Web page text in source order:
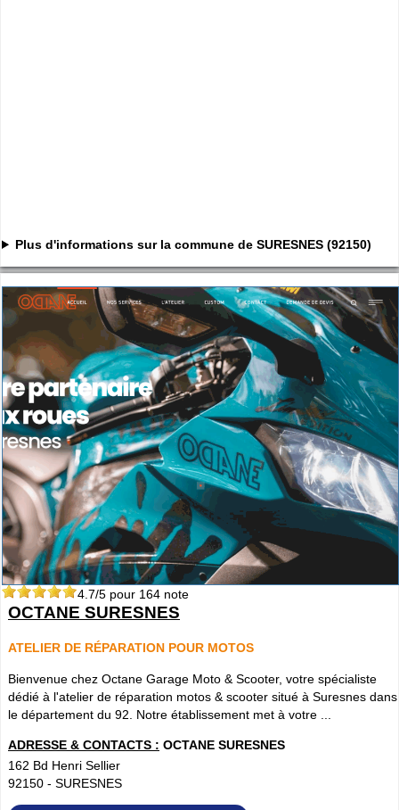
Plus d'informations sur la commune de SURESNES (92150)
4.7/5 pour 164 note
OCTANE SURESNES
ATELIER DE RÉPARATION POUR MOTOS
Bienvenue chez Octane Garage Moto & Scooter, votre spécialiste
dédié à l'atelier de réparation motos & scooter situé à Suresnes dans
le département du 92. Notre établissement met à votre ...
ADRESSE & CONTACTS : OCTANE SURESNES
162 Bd Henri Sellier
92150 - SURESNES